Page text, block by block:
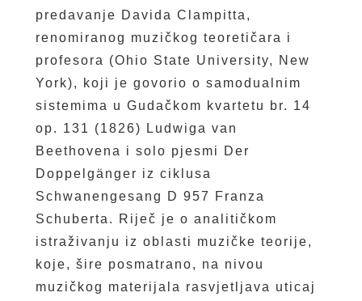
predavanje Davida Clampitta,
renomiranog muzičkog teoretičara i
profesora (Ohio State University, New
York), koji je govorio o samodualnim
sistemima u Gudačkom kvartetu br. 14
op. 131 (1826) Ludwiga van
Beethovena i solo pjesmi Der
Doppelgänger iz ciklusa
Schwanengesang D 957 Franza
Schuberta. Riječ je o analitičkom
istraživanju iz oblasti muzičke teorije,
koje, šire posmatrano, na nivou
muzičkog materijala rasvjetljava uticaj